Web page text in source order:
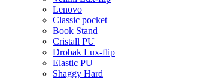
Lenovo
Classic pocket
Book Stand
Cristall PU
Drobak Lux-flip
Elastic PU
Shaggy Hard